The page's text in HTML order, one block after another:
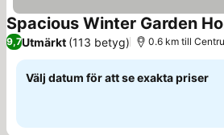
Spacious Winter Garden
9,7Utmärkt (113 betyg) 0.6 km till
Välj datum för att se exakta priser